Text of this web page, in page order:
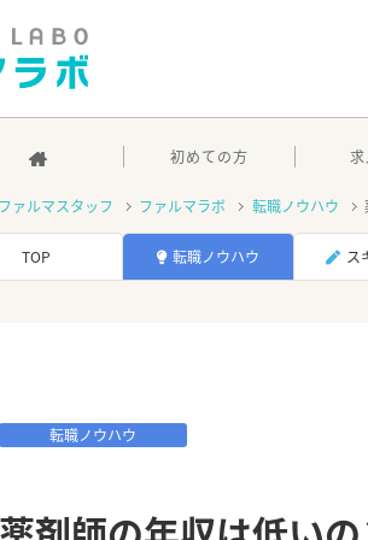
初めての方
ァルマスタッフ ファルマラボ 転職ノウハウ
TOP 転職ノウハウ ス
転職ノウハウ